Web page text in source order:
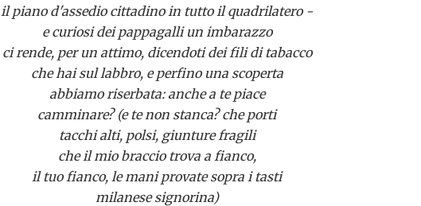
il piano d'assedio cittadino in tutto il quadrilatero -
e curiosi dei pappagalli un imbarazzo
ci rende, per un attimo, dicendoti dei fili di tabacco
che hai sul labbro, e perfino una scoperta
abbiamo riserbata: anche a te piace
camminare? (e te non stanca? che porti
tacchi alti, polsi, giunture fragili
che il mio braccio trova a fianco,
il tuo fianco, le mani provate sopra i tasti
milanese signorina)